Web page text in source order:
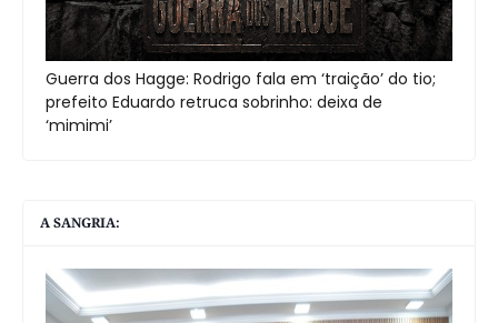
Guerra dos Hagge: Rodrigo fala em ‘traição’ do tio;
prefeito Eduardo retruca sobrinho: deixa de
‘mimimi’
A SANGRIA: